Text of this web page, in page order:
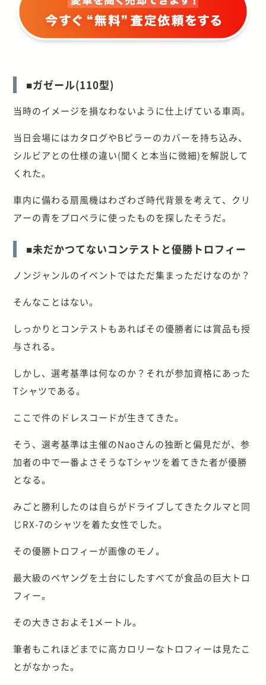
■ガゼール(110型)
当時のイメージを損なわないように仕上げている車両。
当日会場にはカタログやBピラーのカバーを持ち込み、
シルビアとの仕様の違い(聞くと本当に微細)を解説して
くれた。
車内に備わる扇風機はわざわざ時代背景を考えて、クリ
アーの青をプロペラに使ったものを探したそうだ。
■未だかつてないコンテストと優勝トロフィー
ノンジャンルのイベントではただ集まっただけなのか？
そんなことはない。
しっかりとコンテストもあればその優勝者には賞品も授
与される。
しかし、選考基準は何なのか？それが参加資格にあった
Tシャツである。
ここで件のドレスコードが生きてきた。
そう、選考基準は主催のNaoさんの独断と偏見だが、参
加者の中で一番よさそうなTシャツを着てきた者が優勝
となる。
みごと勝利したのは自らがドライブしてきたクルマと同
じRX-7のシャツを着た女性でした。
その優勝トロフィーが画像のモノ。
最大級のペヤングを土台にしたすべてが食品の巨大トロ
フィー。
その大きさおよそ1メートル。
筆者もこれほどまでに高カロリーなトロフィーは見たこ
とがなかった。